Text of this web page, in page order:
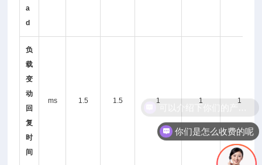
a
d
负
载
变
动
回
复
时
间
ms 1.5 1.5 1 1 1
你们是怎么收费的呢